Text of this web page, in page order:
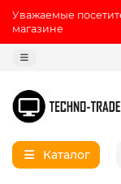
Уважаемые
магазине
Каталог